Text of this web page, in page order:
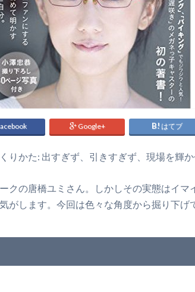
Google+ はてブ
りかた: 出すぎず、引きすぎず、現場を輝
クの唐橋ユミさん。しかしその実態はイマ
がします。今回は色々な角度から掘り下げ